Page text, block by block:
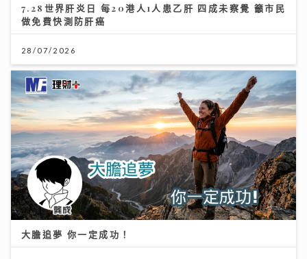
7.28世界肝炎日 每20港人1人患乙肝 四成未察覺 籲市民
做免費快測防肝癌
28/07/2026
大膽追夢 你一定成功！